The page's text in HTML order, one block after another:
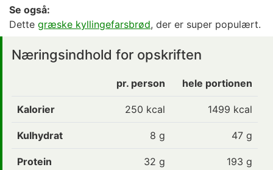
Se også:
Dette græske kyllingefarsbrød, der er super populært.
Næringsindhold for opskriften
pr. person hele portionen
Kalorier 250 kcal 1499 kcal
Kulhydrat 8 g 47 g
Protein 32 g 193 g